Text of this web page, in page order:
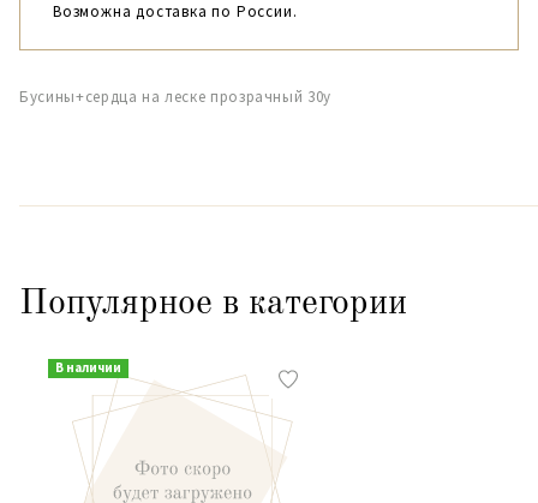
Возможна доставка по России.
Бусины+сердца на леске прозрачный 30y
Популярное в категории
В наличии